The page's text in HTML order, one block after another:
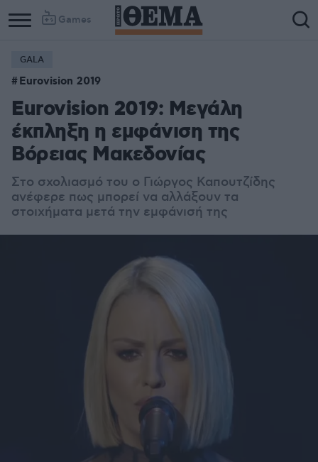
Games
Column
1
Column
2
GALA
Eurovision 2019
Eurovision 2019: Μεγάλη
έκπληξη η εμφάνιση της
Βόρειας Μακεδονίας
Στο σχολιασμό του ο Γιώργος Καπουτζίδης
ανέφερε πως μπορεί να αλλάξουν τα
στοιχήματα μετά την εμφάνισή της